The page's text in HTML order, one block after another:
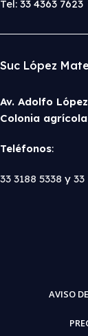
Tel: 33 4363
Suc López
Av. Adolfo
Colonia
Teléfonos:
33 3188 5338 y 33
AVISO